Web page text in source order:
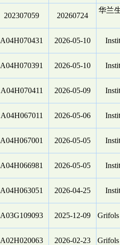
202307059 20260724
华兰
A04H070431 2026-05-10
A04H070391 2026-05-10
A04H070411 2026-05-09
A04H067011 2026-05-06
A04H067001 2026-05-05
A04H066981 2026-05-05
A04H063051 2026-04-25
A03G109093 2025-12-09
A02H020063 2026-02-23